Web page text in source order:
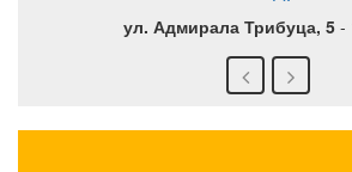
ул. Адмирала Трибуца, 5-